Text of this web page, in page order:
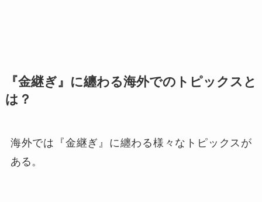
『金継ぎ』に纏わる海外でのトピックスと
は？
海外では『金継ぎ』に纏わる様々なトピックスが
ある。